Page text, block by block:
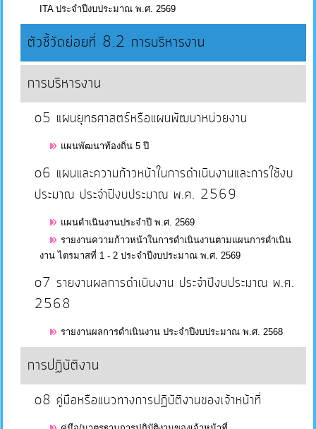
เสริม
ความ
โปร่งใส
การ
จัด
จ้าง
การ
ป้องกัน
การ
ทุจริต
ITA ประจำปีงบประมาณ พ.ศ. 2569
ตัวชี้วัดย่อยที่ 8.2 การบริหารงาน
การบริหารงาน
o5 แผนยุทธศาสตร์หรือแผนพัฒนาหน่วยงาน
แผนพัฒนาท้องถิ่น 5 ปี
o6 แผนและความก้าวหน้าในการดำเนินงานและการใช้งบ
ประมาณ ประจำปีงบประมาณ พ.ศ. 2569
แผนดำเนินงานประจำปี พ.ศ. 2569
รายงานความก้าวหน้าในการดำเนินงานตามแผนการดำเนิน
งาน ไตรมาสที่ 1 - 2 ประจำปีงบประมาณ พ.ศ. 2569
o7 รายงานผลการดำเนินงาน ประจำปีงบประมาณ พ.ศ.
2568
รายงานผลการดำเนินงาน ประจำปีงบประมาณ พ.ศ. 2568
การปฏิบัติงาน
o8 คู่มือหรือแนวทางการปฏิบัติงานของเจ้าหน้าที่